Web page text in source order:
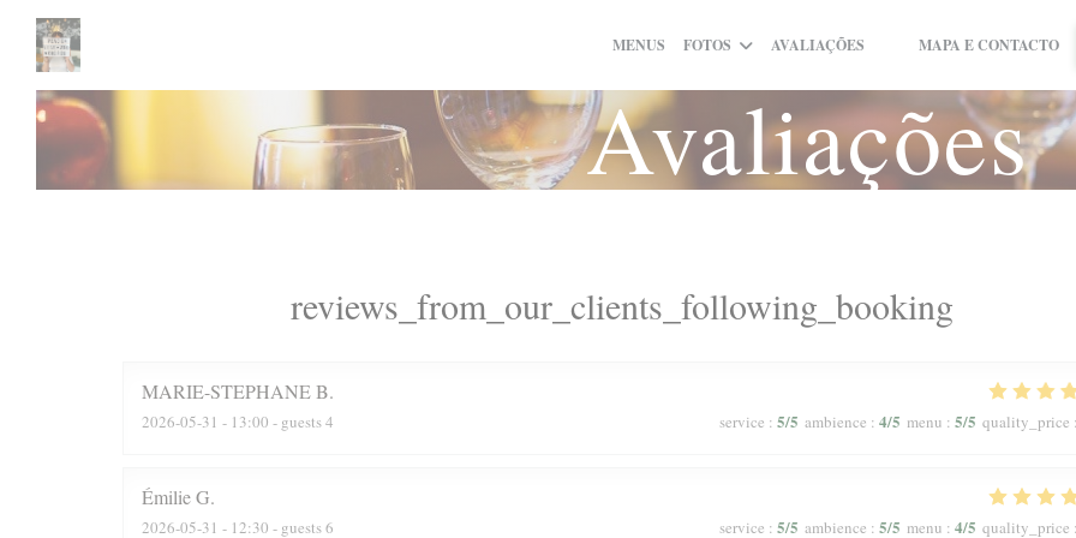
Painel de Gerenciamento de Cookies
MENUS FOTOS AVALIAÇÕES
((ABRE NUMA NOVA
((ABRE NUMA NOVA
MAPA E CONTACTO
Avaliações
reviews_from_our_clients_following_booking
MARIE-STEPHANEB
2026-05-31 - 13:00 - guests 4 service : 5/5 ambience : 4/5 menu : 5/5 quality_price :
ÉmilieG
2026-05-31 - 12:30 - guests 6 service : 5/5 ambience : 5/5 menu : 4/5 quality_price :